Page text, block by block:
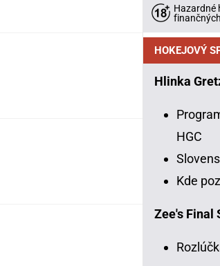
Hazardné
HOKEJOVÝ
Hlinka
HGC
Kde
Zee's Final